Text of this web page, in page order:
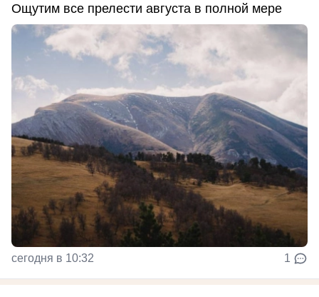
Ощутим все прелести августа в полной мере
сегодня в 10:32 1